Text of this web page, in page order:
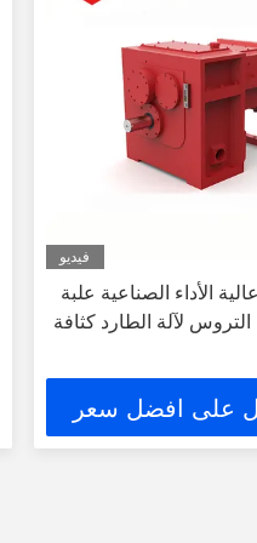
فيديو
الأداء الصناعية علبة
لآلة الطارد كثافة
على افضل سعر